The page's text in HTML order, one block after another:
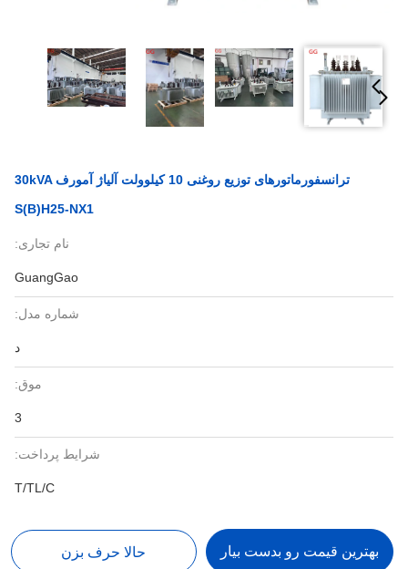
ترانسفورماتورهای توزیع روغنی 10 کیلوولت آلیاژ آمورف 30kVA
S(B)H25-NX1
نام تجاری:
GuangGao
شماره مدل:
د
موق:
3
شرایط پرداخت:
T/TL/C
بهترین قیمت رو بدست بیار حالا حرف بزن